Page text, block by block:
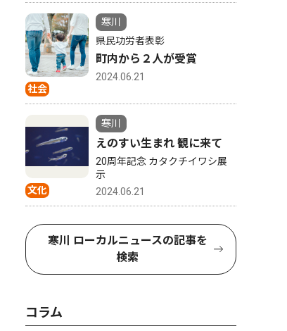
社会
寒川
県民功労者表彰
町内から２人が受賞
2024.06.21
文化
寒川
えのすい生まれ 観に来て
20周年記念 カタクチイワシ展
示
2024.06.21
寒川 ローカルニュースの記事を
検索
コラム